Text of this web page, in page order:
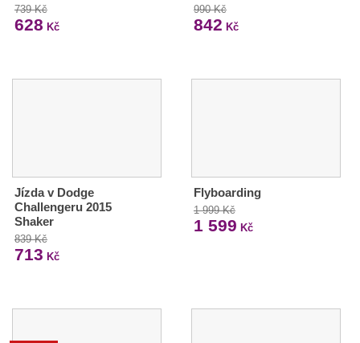
739 Kč
628 Kč
990 Kč
842 Kč
Jízda v Dodge
Challengeru 2015
Shaker
839 Kč
713 Kč
Flyboarding
1 999 Kč
1 599 Kč